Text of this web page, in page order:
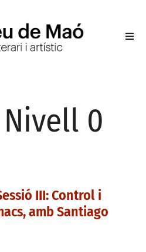
0
III: Control i
amb Santiago